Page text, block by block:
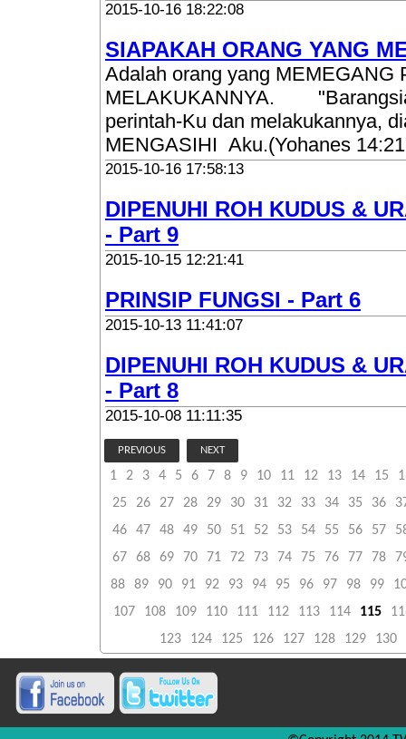
2015-10-16 18:22:08
SIAPAKAH ORANG YANG
Adalah orang yang MEMEGANG
MELAKUKANNYA.
perintah-Ku dan melakukannya,
MENGASIHI Aku.(Yohanes
2015-10-16 17:58:13
DIPENUHI ROH KUDUS &
- Part 9
2015-10-15 12:21:41
PRINSIP FUNGSI - Part 6
2015-10-13 11:41:07
DIPENUHI ROH KUDUS &
- Part 8
2015-10-08 11:11:35
PREVIOUS NEXT
1 2 3 4 5 6 7 8 9 10 11 12 13 14 15
25
26 27 28 29 30 31 32 33 34 35 36
46
47 48 49 50 51 52 53 54 55 56 57
67
68 69 70 71 72 73 74 75 76 77 78
88
89 90 91 92 93 94 95 96 97 98 99
107
108 109 110 111 112 113 114 115
123
124 125 126 127 128 129 130